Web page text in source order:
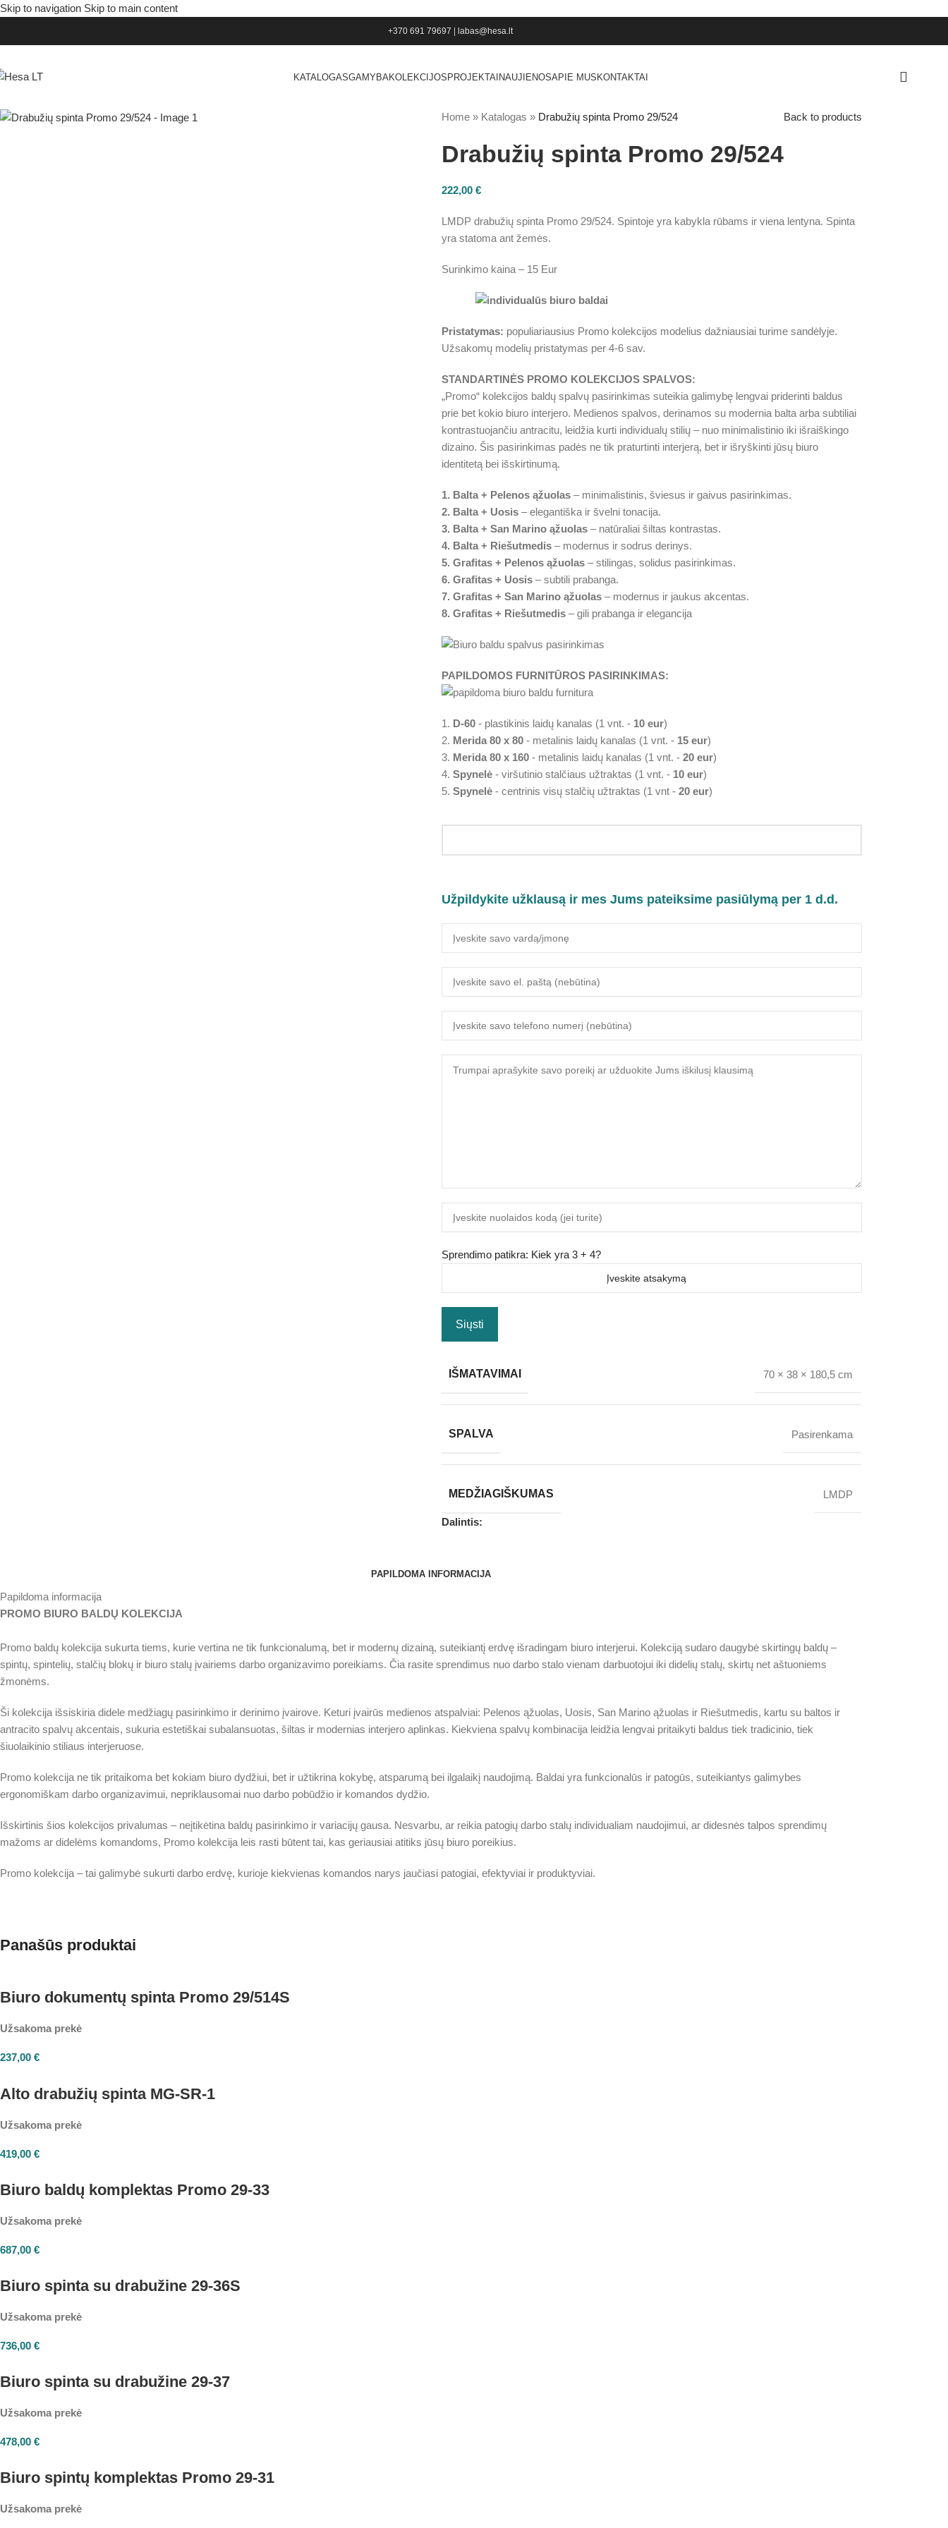
Skip to navigation Skip to main content
+370 691 79697 labas@hesa.lt
KATALOGASGAMYBAKOLEKCIJOSPROJEKTAINAUJIENOSAPIE MUSKONTAKTAI
Home» Katalogas » Drabužių spinta Promo 29/524 Back to products
Drabužių spinta Promo 29/524
222,00 €
LMDP drabužių spinta Promo 29/524. Spintoje yra kabykla rūbams ir viena lentyna. Spinta
yra statoma ant žemės.
Surinkimo kaina – 15 Eur
Pristatymas: populiariausius Promo kolekcijos modelius dažniausiai turime sandėlyje.
Užsakomų modelių pristatymas per 4-6 sav.
STANDARTINĖS PROMO KOLEKCIJOS SPALVOS:
„Promo“ kolekcijos baldų spalvų pasirinkimas suteikia galimybę lengvai priderinti baldus
prie bet kokio biuro interjero. Medienos spalvos, derinamos su modernia balta arba subtiliai
kontrastuojančiu antracitu, leidžia kurti individualų stilių – nuo minimalistinio iki išraiškingo
dizaino. Šis pasirinkimas padės ne tik praturtinti interjerą, bet ir išryškinti jūsų biuro
identitetą bei išskirtinumą.
1. Balta + Pelenos ąžuolas– minimalistinis, šviesus ir gaivus pasirinkimas.
2. Balta + Uosis– elegantiška ir švelni tonacija.
3. Balta + San Marino ąžuolas– natūraliai šiltas kontrastas.
4. Balta + Riešutmedis– modernus ir sodrus derinys.
5. Grafitas + Pelenos ąžuolas– stilingas, solidus pasirinkimas.
6. Grafitas + Uosis– subtili prabanga.
7. Grafitas + San Marino ąžuolas– modernus ir jaukus akcentas.
8. Grafitas + Riešutmedis– gili prabanga ir elegancija
PAPILDOMOS FURNITŪROS PASIRINKIMAS:
1. D-60- plastikinis laidų kanalas (1 vnt. - 10 eur)
2. Merida 80 x 80- metalinis laidų kanalas (1 vnt. - 15 eur)
3. Merida 80 x 160- metalinis laidų kanalas (1 vnt. - 20 eur)
4. Spynelė- viršutinio stalčiaus užtraktas (1 vnt. - 10 eur)
5. Spynelė- centrinis visų stalčių užtraktas (1 vnt - 20 eur)
Užpildykite užklausą ir mes Jums pateiksime pasiūlymą per 1 d.d.
Sprendimo patikra: Kiek yra 3 + 4?
IŠMATAVIMAI 70 × 38 × 180,5 cm
SPALVA Pasirenkama
MEDŽIAGIŠKUMAS LMDP
Dalintis:
PAPILDOMA INFORMACIJA
Papildoma informacija
PROMO BIURO BALDŲ KOLEKCIJA
Promo baldų kolekcija sukurta tiems, kurie vertina ne tik funkcionalumą, bet ir modernų dizainą, suteikiantį erdvę išradingam biuro interjerui. Kolekciją sudaro daugybė skirtingų baldų –
spintų, spintelių, stalčių blokų ir biuro stalų įvairiems darbo organizavimo poreikiams. Čia rasite sprendimus nuo darbo stalo vienam darbuotojui iki didelių stalų, skirtų net aštuoniems
žmonėms.
Ši kolekcija išsiskiria didele medžiagų pasirinkimo ir derinimo įvairove. Keturi įvairūs medienos atspalviai: Pelenos ąžuolas, Uosis, San Marino ąžuolas ir Riešutmedis, kartu su baltos ir
antracito spalvų akcentais, sukuria estetiškai subalansuotas, šiltas ir modernias interjero aplinkas. Kiekviena spalvų kombinacija leidžia lengvai pritaikyti baldus tiek tradicinio, tiek
šiuolaikinio stiliaus interjeruose.
Promo kolekcija ne tik pritaikoma bet kokiam biuro dydžiui, bet ir užtikrina kokybę, atsparumą bei ilgalaikį naudojimą. Baldai yra funkcionalūs ir patogūs, suteikiantys galimybes
ergonomiškam darbo organizavimui, nepriklausomai nuo darbo pobūdžio ir komandos dydžio.
Išskirtinis šios kolekcijos privalumas – neįtikėtina baldų pasirinkimo ir variacijų gausa. Nesvarbu, ar reikia patogių darbo stalų individualiam naudojimui, ar didesnės talpos sprendimų
mažoms ar didelėms komandoms, Promo kolekcija leis rasti būtent tai, kas geriausiai atitiks jūsų biuro poreikius.
Promo kolekcija – tai galimybė sukurti darbo erdvę, kurioje kiekvienas komandos narys jaučiasi patogiai, efektyviai ir produktyviai.
Panašūs produktai
Biuro dokumentų spinta Promo 29/514S
Užsakoma prekė
237,00 €
Alto drabužių spinta MG-SR-1
Užsakoma prekė
419,00 €
Biuro baldų komplektas Promo 29-33
Užsakoma prekė
687,00 €
Biuro spinta su drabužine 29-36S
Užsakoma prekė
736,00 €
Biuro spinta su drabužine 29-37
Užsakoma prekė
478,00 €
Biuro spintų komplektas Promo 29-31
Užsakoma prekė